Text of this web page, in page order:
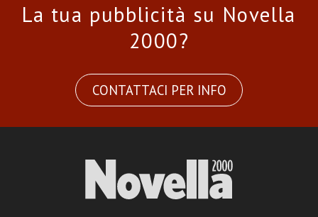
La tua pubblicità su Novella
2000?
CONTATTACI PER INFO